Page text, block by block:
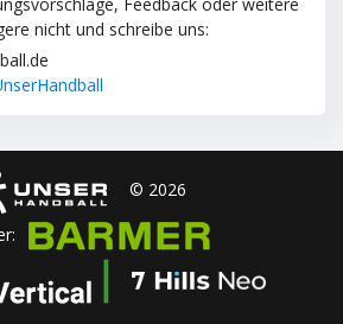
nicht und schreibe uns:
© 2026